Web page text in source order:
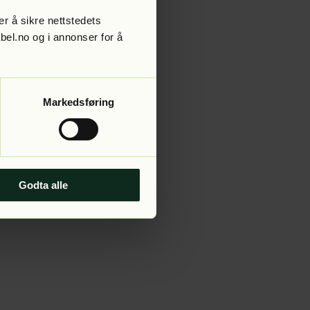
å sikre nettstedets
og i annonser for å
Markedsføring
Godta alle